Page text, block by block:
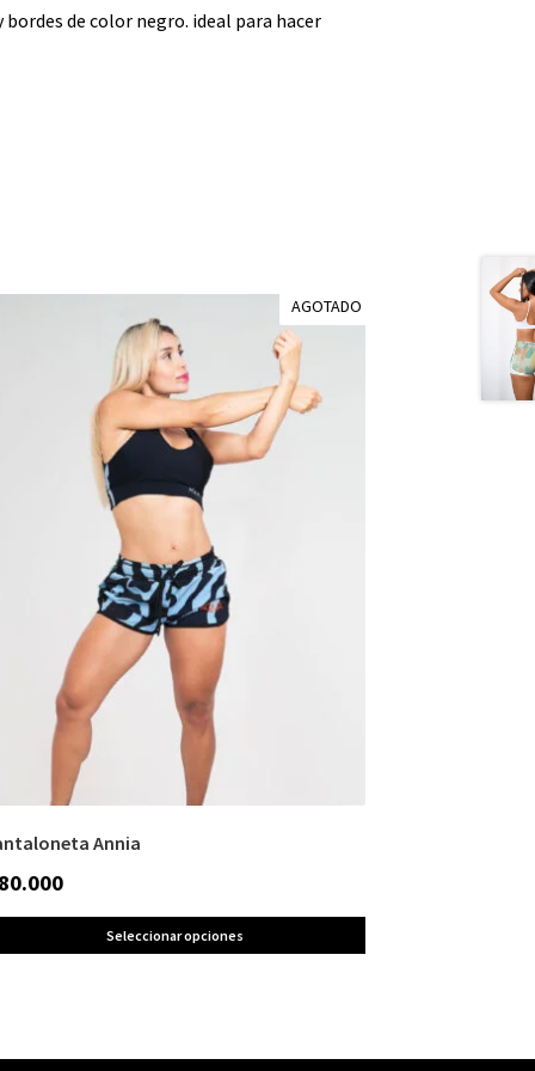
de color negro. ideal para hacer
AGOTADO
Annia
80.000
Seleccionar opciones